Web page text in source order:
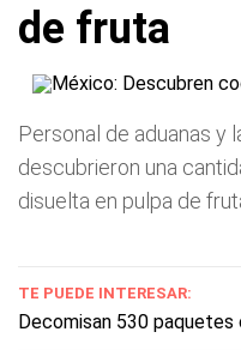
de fruta
Personal de aduanas y
descubrieron una
disuelta en pulpa de
TE PUEDE INTERESAR:
Decomisan 530